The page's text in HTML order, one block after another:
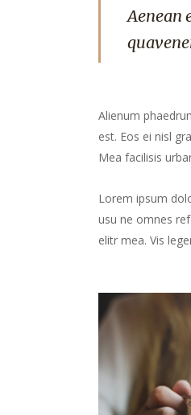
Aenean
Alienum
est. Eos ei nisl
Mea facilisis
Lorem ipsum
usu ne omnes
elitr mea. Vis